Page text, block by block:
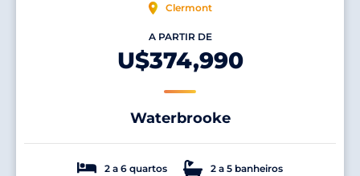
Clermont
A PARTIR DE
U$374,990
Waterbrooke
2 a 6 quartos 2 a 5 banheiros